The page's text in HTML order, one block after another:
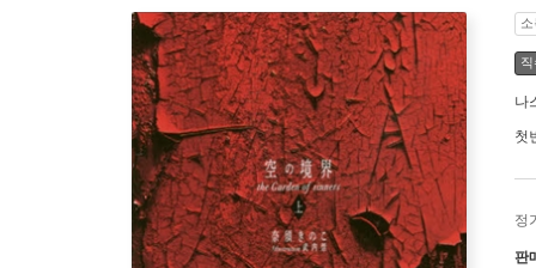
나
첫
정
판